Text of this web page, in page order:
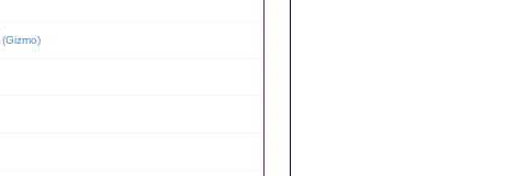
(Gizmo)